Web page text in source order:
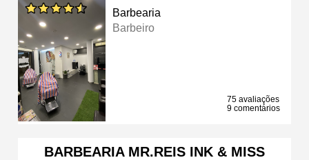
Barbearia
Barbeiro
75 avaliações
9 comentários
BARBEARIA MR.REIS INK & MISS